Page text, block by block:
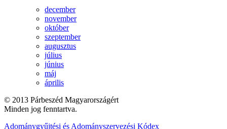
december
november
október
szeptember
augusztus
július
június
máj
április
© 2013 Párbeszéd Magyarországért
Minden jog fenntartva.
Adománygyűjtési és Adományszervezési Kódex